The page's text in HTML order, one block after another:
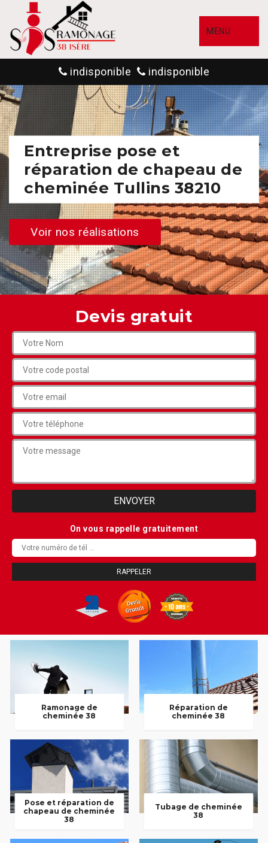
MENU
indisponible indisponible
Entreprise pose et
réparation de chapeau de
cheminée Tullins 38210
Voir nos réalisations
Devis gratuit
On vous rappelle gratuitement
Ramonage de
cheminée 38
Réparation de
cheminée 38
Pose et réparation de
chapeau de cheminée
38
Tubage de cheminée
38